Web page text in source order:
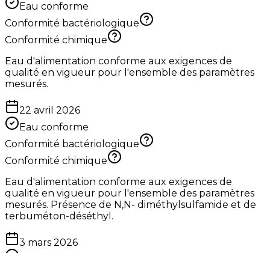
Eau conforme
Conformité bactériologique
Conformité chimique
Eau d'alimentation conforme aux exigences de
qualité en vigueur pour l'ensemble des paramètres
mesurés.
22 avril 2026
Eau conforme
Conformité bactériologique
Conformité chimique
Eau d'alimentation conforme aux exigences de
qualité en vigueur pour l'ensemble des paramètres
mesurés. Présence de N,N- diméthylsulfamide et de
terbuméton-déséthyl.
3 mars 2026